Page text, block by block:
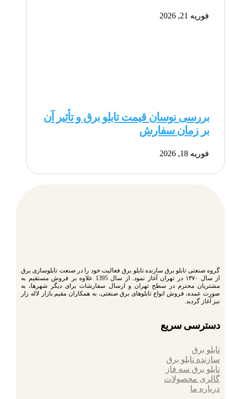
فوریه 21, 2026
بررسی نوسان قیمت تابلو برق و تأثیر آن
بر زمان سفارش
فوریه 18, 2026
گروه صنعتی تابلو برق سازنده تابلو برق فعالیت خود را در صنعت تابلوسازی برق
از سال ۱۳۷۰ در تهران آغاز نمود. از سال 1395 علاوه بر فروش مستقیم به
مشتریان محترم در سطح تهران و ارسال سفارشات برای دیگر شهرها، به
صورت عمده، فروش انواع تابلوهای برق صنعتی، به همکاران مقیم بازار لاله زار
نیز آغاز گردید.
دسترسی سریع
تابلو برق
سازنده تابلو برق
تابلو برق سه فاز
گالری محصولات
درباره ما